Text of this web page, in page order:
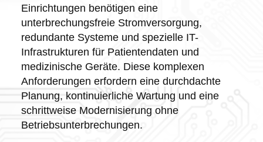
Einrichtungen benötigen eine
unterbrechungsfreie Stromversorgung,
redundante Systeme und spezielle IT-
Infrastrukturen für Patientendaten und
medizinische Geräte. Diese komplexen
Anforderungen erfordern eine durchdachte
Planung, kontinuierliche Wartung und eine
schrittweise Modernisierung ohne
Betriebsunterbrechungen.